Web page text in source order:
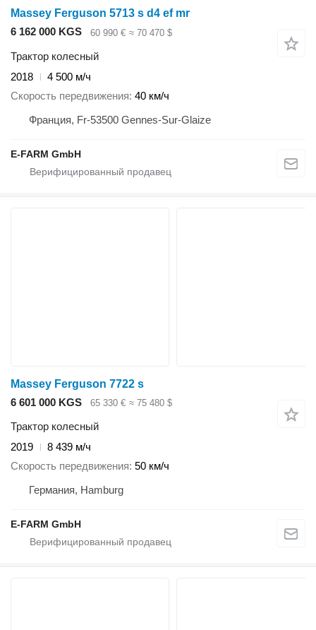
Massey Ferguson 5713 s d4 ef mr
6 162 000 KGS
60 990 € ≈ 70 470 $
Трактор колесный
2018
4 500 м/ч
Скорость передвижения 40 км/ч
Франция, Fr-53500 Gennes-Sur-Glaize
E-FARM GmbH
Massey Ferguson 7722 s
6 601 000 KGS
65 330 € ≈ 75 480 $
Трактор колесный
2019
8 439 м/ч
Скорость передвижения 50 км/ч
Германия, Hamburg
E-FARM GmbH